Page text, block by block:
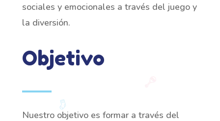
sociales y emocionales a través del juego y
la diversión.
Objetivo
Nuestro objetivo es formar a través del